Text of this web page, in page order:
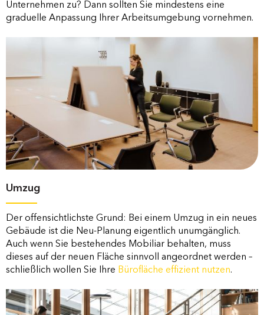
Unternehmen zu? Dann sollten Sie mindestens eine
graduelle Anpassung Ihrer Arbeitsumgebung vornehmen.
Umzug
Der offensichtlichste Grund: Bei einem Umzug in ein neues
Gebäude ist die Neu-Planung eigentlich unumgänglich.
Auch wenn Sie bestehendes Mobiliar behalten, muss
dieses auf der neuen Fläche sinnvoll angeordnet werden –
schließlich wollen Sie Ihre Bürofläche effizient nutzen.